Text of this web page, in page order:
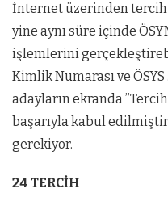
İnternet üzerinden tercih
yine aynı süre içinde
işlemlerini
Kimlik Numarası ve
adayların ekranda
başarıyla kabul
gerekiyor.
24 TERCİH